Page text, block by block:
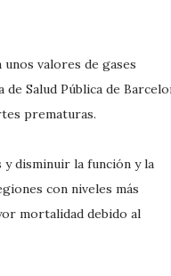
valores de gases
Salud Pública de
prematuras.
disminuir la función y la
con niveles más
mortalidad debido al